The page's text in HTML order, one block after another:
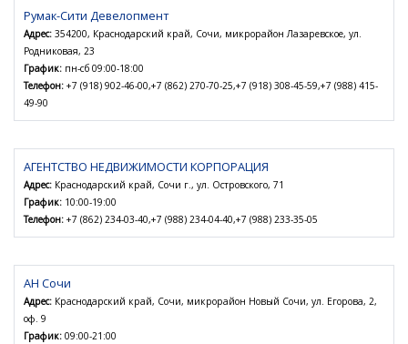
Румак-Сити Девелопмент
Адрес: 354200, Краснодарский край, Сочи, микрорайон Лазаревское, ул.
Родниковая, 23
График: пн-сб 09:00-18:00
Телефон: +7 (918) 902-46-00,+7 (862) 270-70-25,+7 (918) 308-45-59,+7 (988) 415-
49-90
АГЕНТСТВО НЕДВИЖИМОСТИ КОРПОРАЦИЯ
Адрес: Краснодарский край, Сочи г., ул. Островского, 71
График: 10:00-19:00
Телефон: +7 (862) 234-03-40,+7 (988) 234-04-40,+7 (988) 233-35-05
АН Сочи
Адрес: Краснодарский край, Сочи, микрорайон Новый Сочи, ул. Егорова, 2,
оф. 9
График: 09:00-21:00